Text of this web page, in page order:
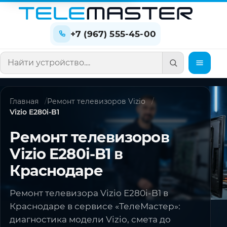
+7 (967) 555-45-00
Поиск по сайту
Главная
Ремонт телевизоров Vizio
Vizio E280i-B1
Ремонт телевизоров
Vizio E280i-B1 в
Краснодаре
Ремонт телевизора Vizio E280i-B1 в
Краснодаре в сервисе «ТелеМастер»:
диагностика модели Vizio, смета до